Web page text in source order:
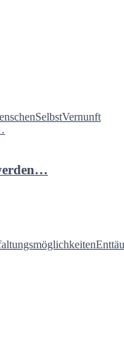
SelbstVernunft